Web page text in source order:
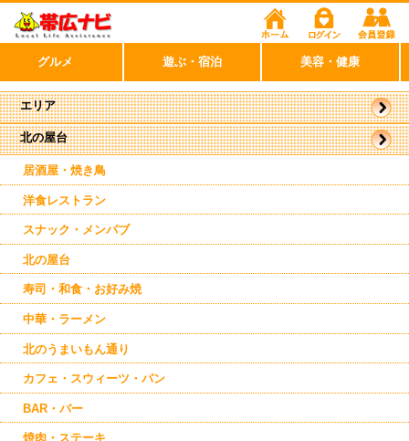
北の屋台
居酒屋・焼き鳥
洋食レストラン
スナック・メンパブ
北の屋台
寿司・和食・お好み焼
中華・ラーメン
北のうまいもん通り
カフェ・スウィーツ・パン
BAR・バー
焼肉・ステーキ
エリア
帯広市
駅周辺
グルメ 遊ぶ・宿泊 美容・健康